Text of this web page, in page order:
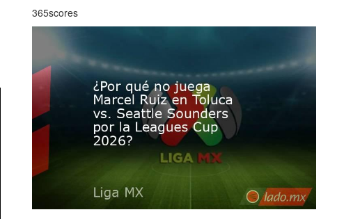
365scores